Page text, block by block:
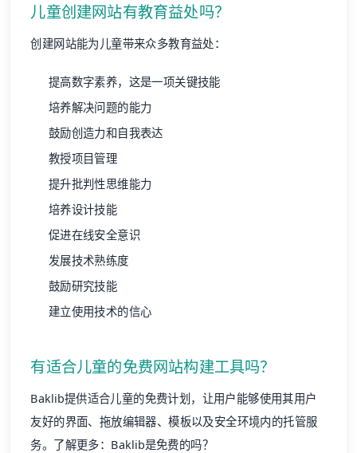
儿童创建网站有教育益处吗？
创建网站能为儿童带来众多教育益处：
提高数字素养，这是一项关键技能
培养解决问题的能力
鼓励创造力和自我表达
教授项目管理
提升批判性思维能力
培养设计技能
促进在线安全意识
发展技术熟练度
鼓励研究技能
建立使用技术的信心
有适合儿童的免费网站构建工具吗？
Baklib提供适合儿童的免费计划，让用户能够使用其用户
友好的界面、拖放编辑器、模板以及安全环境内的托管服
务。了解更多： Baklib是免费的吗？